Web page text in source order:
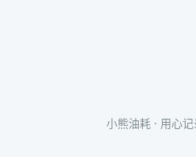
小熊油耗 · 用心